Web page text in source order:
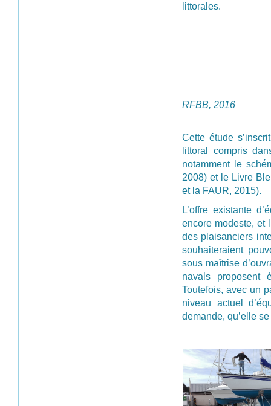
littorales.
RFBB, 2016
Cette étude
littoral compris
notamment le
2008) et le Livre
et la FAUR, 2015).
L’offre existante
encore modeste, et
des plaisanciers
souhaiteraient
sous maîtrise
navals proposent
Toutefois, avec un
niveau actuel
demande, qu’elle